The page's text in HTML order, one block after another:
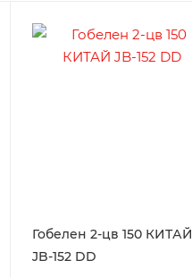
Гобелен 2-цв 150 КИТАЙ
JB-152 DD